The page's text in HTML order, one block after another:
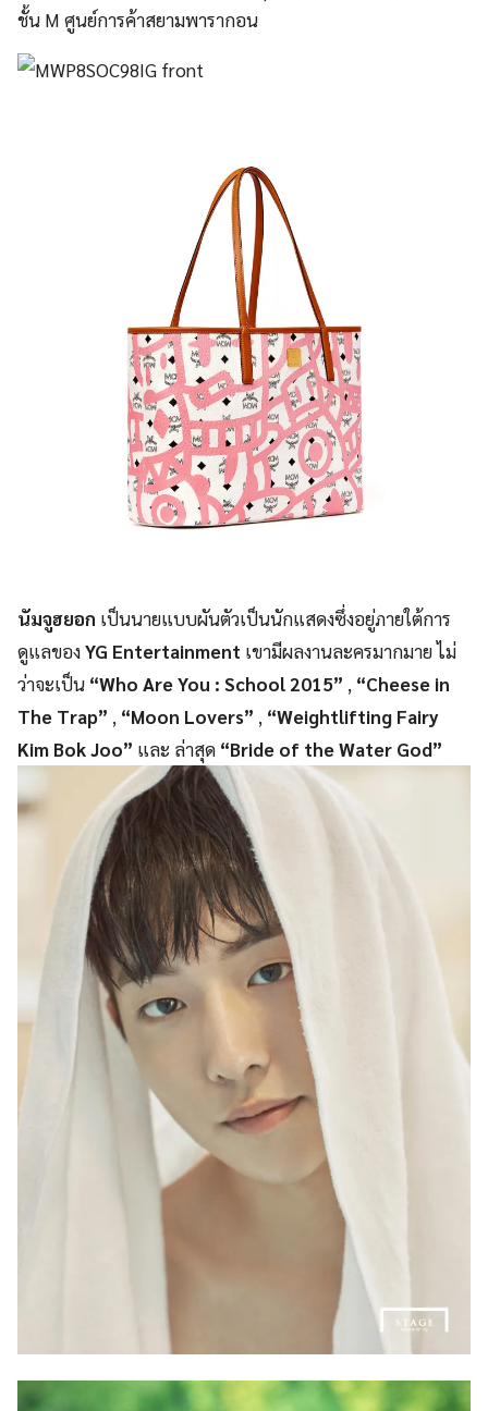
ชั้น M ศูนย์การค้าสยามพารากอน
นัมจูฮยอก เป็นนายแบบผันตัวเป็นนักแสดงซึ่งอยู่ภายใต้การ
ดูแลของYG Entertainment เขามีผลงานละครมากมาย ไม่
ว่าจะเป็น “Who Are You : School 2015” , “Cheese in
The Trap” , “Moon Lovers” , “Weightlifting Fairy
Kim Bok Joo” และ ล่าสุด “Bride of the Water God”